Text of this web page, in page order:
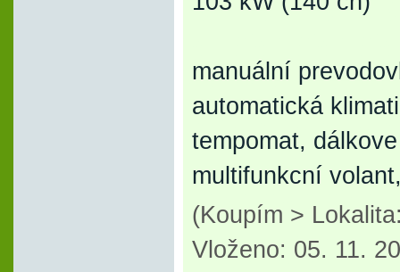
manuální
automatická
tempomat,
multifunkcní
(Koupím >
Vloženo: 05. 11.